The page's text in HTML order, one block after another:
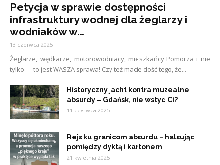
Petycja w sprawie dostępności
infrastruktury wodnej dla żeglarzy i
wodniaków w...
13 czerwca 2025
Żeglarze, wędkarze, motorowodniacy, mieszkańcy Pomorza i nie
tylko — to jest WASZA sprawa! Czy też macie dość tego, że...
Historyczny jacht kontra muzealne
absurdy – Gdańsk, nie wstyd Ci?
11 czerwca 2025
Rejs ku granicom absurdu – halsując
pomiędzy dyktą i kartonem
21 kwietnia 2025